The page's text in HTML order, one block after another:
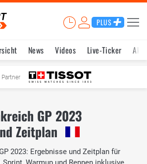
PLUS
News Videos Live-Ticker
GP 2023
Zeitplan
2023: Ergebnisse und Zeitplan für